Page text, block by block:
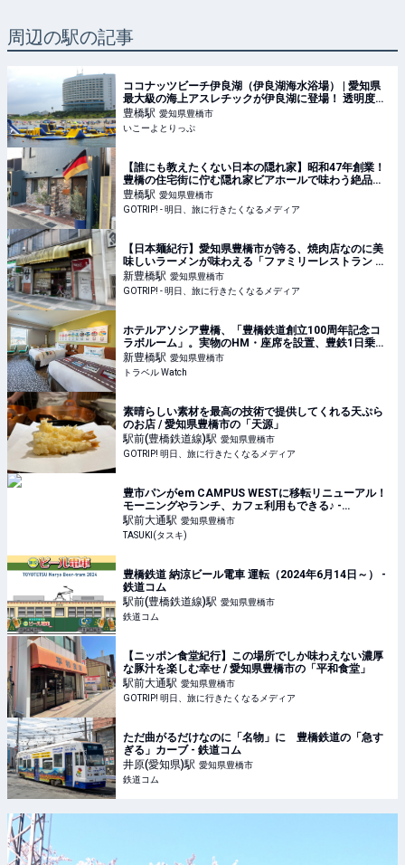
周辺の駅の記事
ココナッツビーチ伊良湖（伊良湖海水浴場） | 愛知県
最大級の海上アスレチックが伊良湖に登場！ 透明度抜
群の海で思いっきり遊ぼう！ | 愛知県田原市 | いこーよ
とりっぷ
豊橋駅 愛知県豊橋市
いこーよとりっぷ
【誰にも教えたくない日本の隠れ家】昭和47年創業！
豊橋の住宅街に佇む隠れ家ビアホールで味わう絶品ビ
ールとは？ / 愛知県豊橋市の「ビアホール 独逸（どい
つ）」 - GOTRIP!
豊橋駅 愛知県豊橋市
GOTRIP! - 明日、旅に行きたくなるメディア
【日本麺紀行】愛知県豊橋市が誇る、焼肉店なのに美
味しいラーメンが味わえる「ファミリーレストラン 平
和園」とは？ - GOTRIP!
新豊橋駅 愛知県豊橋市
GOTRIP! - 明日、旅に行きたくなるメディア
ホテルアソシア豊橋、「豊橋鉄道創立100周年記念コ
ラボルーム」。実物のHM・座席を設置、豊鉄1日乗車
券つき
新豊橋駅 愛知県豊橋市
トラベル Watch
素晴らしい素材を最高の技術で提供してくれる天ぷら
のお店 / 愛知県豊橋市の「天源」
駅前(豊橋鉄道線)駅 愛知県豊橋市
GOTRIP! 明日、旅に行きたくなるメディア
豊市パンがem CAMPUS WESTに移転リニューアル！
モーニングやランチ、カフェ利用もできる♪ -
TASUKI(タスキ)
駅前大通駅 愛知県豊橋市
TASUKI(タスキ)
豊橋鉄道 納涼ビール電車 運転（2024年6月14日～） -
鉄道コム
駅前(豊橋鉄道線)駅 愛知県豊橋市
鉄道コム
【ニッポン食堂紀行】この場所でしか味わえない濃厚
な豚汁を楽しむ幸せ / 愛知県豊橋市の「平和食堂」
駅前大通駅 愛知県豊橋市
GOTRIP! 明日、旅に行きたくなるメディア
ただ曲がるだけなのに「名物」に 豊橋鉄道の「急す
ぎる」カーブ - 鉄道コム
井原(愛知県)駅 愛知県豊橋市
鉄道コム